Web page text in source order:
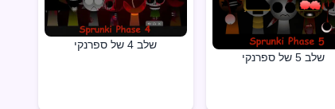
שלב 4 של ספרנקי
שלב 5 של ספרנקי